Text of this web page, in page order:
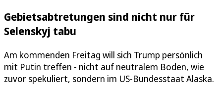
Gebietsabtretungen sind nicht nur für
Selenskyj tabu
Am kommenden Freitag will sich Trump persönlich
mit Putin treffen - nicht auf neutralem Boden, wie
zuvor spekuliert, sondern im US-Bundesstaat Alaska.